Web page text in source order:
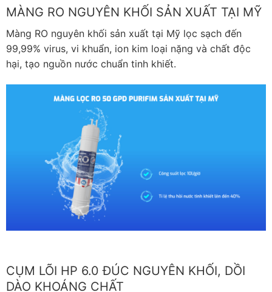
MÀNG RO NGUYÊN KHỐI SẢN XUẤT TẠI MỸ
Màng RO nguyên khối sản xuất tại Mỹ lọc sạch đến
99,99% virus, vi khuẩn, ion kim loại nặng và chất độc
hại, tạo nguồn nước chuẩn tinh khiết.
CỤM LÕI HP 6.0 ĐÚC NGUYÊN KHỐI, DỒI
DÀO KHOÁNG CHẤT